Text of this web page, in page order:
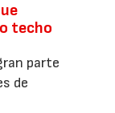
techo
parte
de